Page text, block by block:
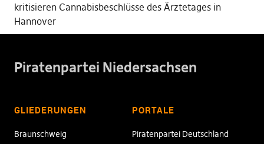
kritisieren Cannabisbeschlüsse des Ärztetages in
Hannover
Piratenpartei Niedersachsen
GLIEDERUNGEN
Braunschweig
PORTALE
Piratenpartei Deutschland